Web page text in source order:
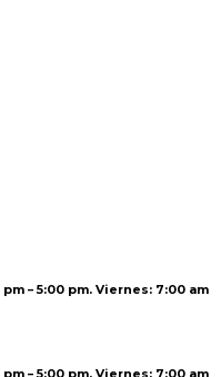
– 5:00 pm. Viernes: 7:00 am